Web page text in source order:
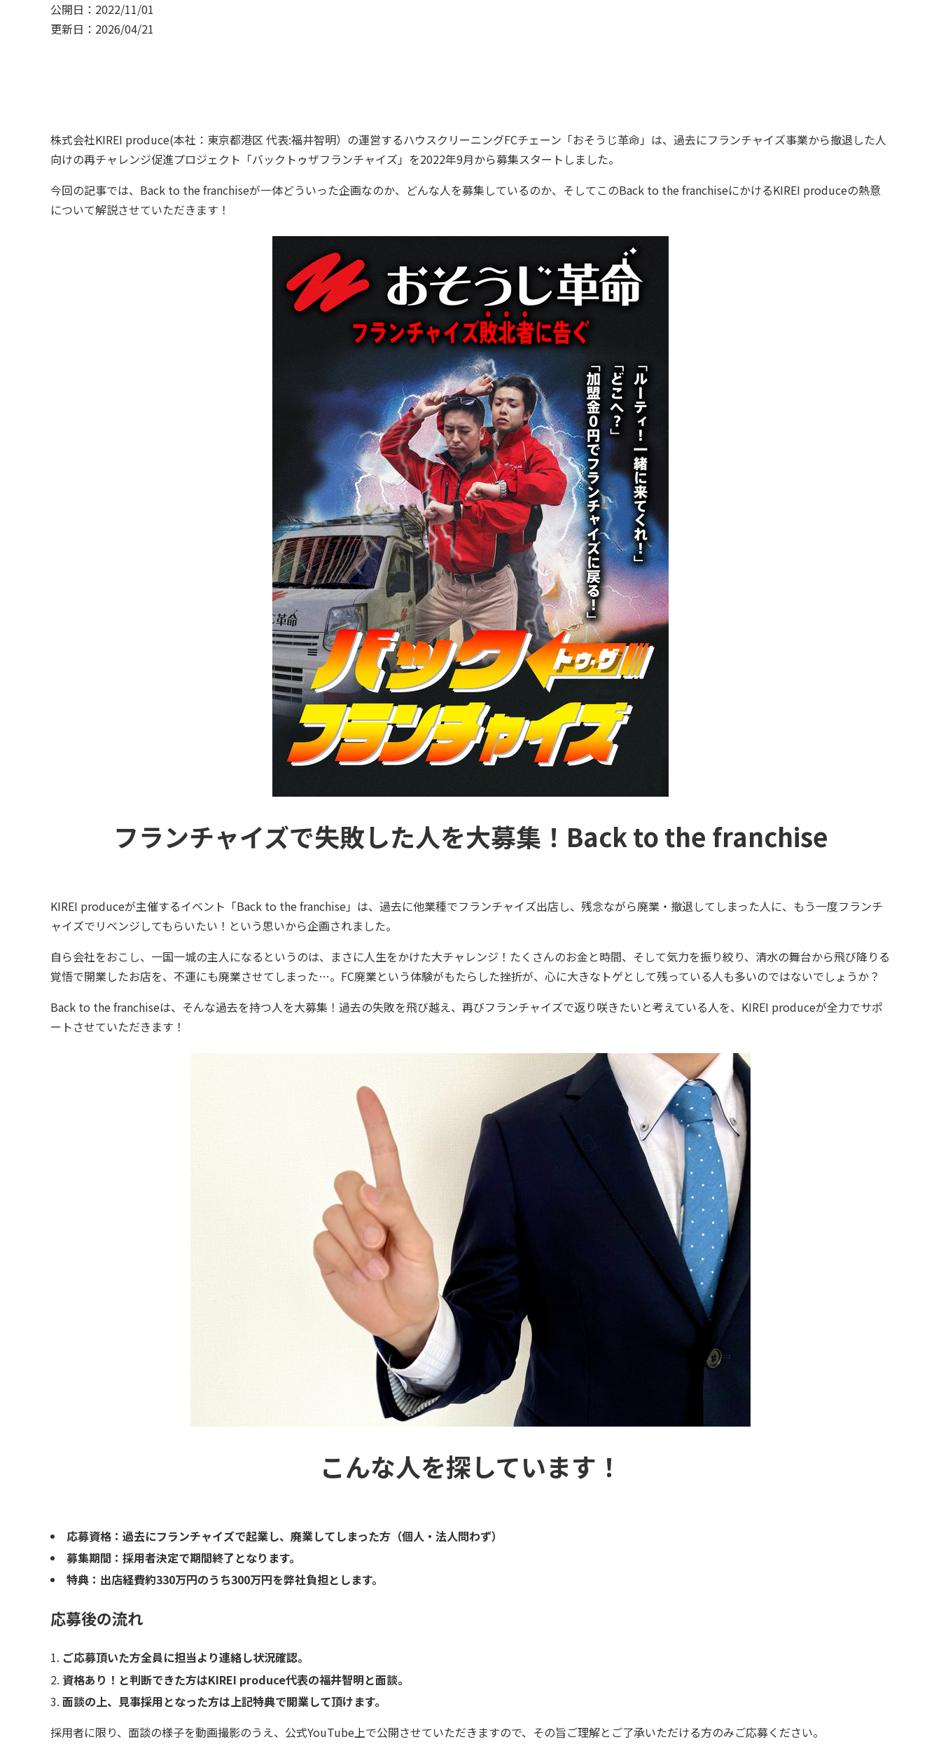
公開日：2022/11/01
更新日：2026/04/21
株式会社KIREI produce(本社：東京都港区 代表:福井智明）の運営するハウスクリーニングFCチェーン「おそうじ革命」は、過去にフランチャイズ事業から撤退した人
向けの再チャレンジ促進プロジェクト「バックトゥザフランチャイズ」を2022年9月から募集スタートしました。
今回の記事では、Back to the franchiseが一体どういった企画なのか、どんな人を募集しているのか、そしてこのBack to the franchiseにかけるKIREI produceの熱意
について解説させていただきます！
フランチャイズで失敗した人を大募集！Back to the franchise
KIREI produceが主催するイベント「Back to the franchise」は、過去に他業種でフランチャイズ出店し、残念ながら廃業・撤退してしまった人に、もう一度フランチ
ャイズでリベンジしてもらいたい！という思いから企画されました。
自ら会社をおこし、一国一城の主人になるというのは、まさに人生をかけた大チャレンジ！たくさんのお金と時間、そして気力を振り絞り、清水の舞台から飛び降りる
覚悟で開業したお店を、不運にも廃業させてしまった…。FC廃業という体験がもたらした挫折が、心に大きなトゲとして残っている人も多いのではないでしょうか？
Back to the franchiseは、そんな過去を持つ人を大募集！過去の失敗を飛び越え、再びフランチャイズで返り咲きたいと考えている人を、KIREI produceが全力でサポ
ートさせていただきます！
こんな人を探しています！
応募資格：過去にフランチャイズで起業し、廃業してしまった方（個人・法人問わず）
募集期間：採用者決定で期間終了となります。
特典：出店経費約330万円のうち300万円を弊社負担とします。
応募後の流れ
ご応募頂いた方全員に担当より連絡し状況確認。
資格あり！と判断できた方はKIREI produce代表の福井智明と面談。
面談の上、見事採用となった方は上記特典で開業して頂けます。
採用者に限り、面談の様子を動画撮影のうえ、公式YouTube上で公開させていただきますので、その旨ご理解とご了承いただける方のみご応募ください。